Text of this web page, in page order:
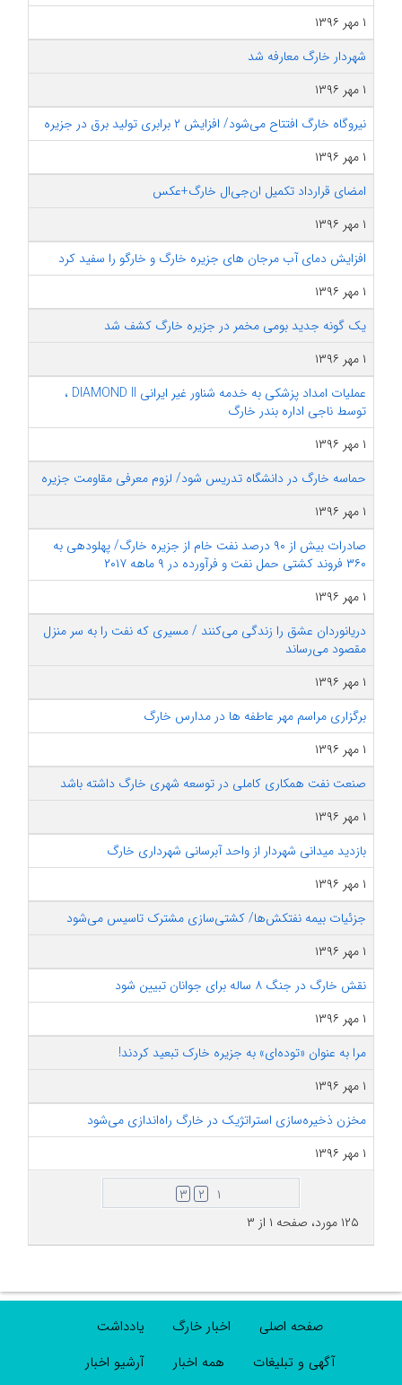
۱ مهر ۱۳۹۶
شهردار خارگ معارفه شد
۱ مهر ۱۳۹۶
نیروگاه خارگ افتتاح می‌شود/ افزایش ۲ برابری تولید برق در جزیره
۱ مهر ۱۳۹۶
امضای قرارداد تکمیل ان‌جی‌ال خارگ+عکس
۱ مهر ۱۳۹۶
افزایش دمای آب مرجان های جزیره خارگ و خارگو را سفید کرد
۱ مهر ۱۳۹۶
یک گونه جدید بومی مخمر در جزیره خارگ کشف شد
۱ مهر ۱۳۹۶
عملیات امداد پزشکی به خدمه شناور غیر ایرانی DIAMOND II ،
توسط ناجی اداره بندر خارگ
۱ مهر ۱۳۹۶
حماسه خارگ در دانشگاه تدریس شود/ لزوم معرفی مقاومت جزیره
۱ مهر ۱۳۹۶
صادرات بیش از ۹۰ درصد نفت خام از جزیره خارگ/ پهلودهی به
۳۶۰ فروند کشتی حمل نفت و فرآورده در ۹ ماهه ۲۰۱۷
۱ مهر ۱۳۹۶
دریانوردان عشق را زندگی می‌کنند / مسیری که نفت را به سر منزل
مقصود می‌رساند
۱ مهر ۱۳۹۶
برگزاری مراسم مهر عاطفه ها در مدارس خارگ
۱ مهر ۱۳۹۶
صنعت نفت همکاری کاملی در توسعه شهری خارگ داشته باشد
۱ مهر ۱۳۹۶
بازدید میدانی شهردار از واحد آبرسانی شهرداری خارگ
۱ مهر ۱۳۹۶
جزئیات بیمه نفتکش‌ها/ کشتی‌سازی مشترک تاسیس می‌شود
۱ مهر ۱۳۹۶
نقش خارگ در جنگ ۸ ساله برای جوانان تبیین شود
۱ مهر ۱۳۹۶
مرا به عنوان «توده‌ای» به جزیره خارک تبعید کردند!
۱ مهر ۱۳۹۶
مخزن ذخیره‌سازی استراتژیک در خارگ راه‌اندازی می‌شود
۱ مهر ۱۳۹۶
۱ ۲
۳
۱۲۵ مورد، صفحه ۱ از ۳
صفحه اصلی اخبار خارگ
یادداشت
آگهی و تبلیغات
همه اخبار آرشیو اخبار